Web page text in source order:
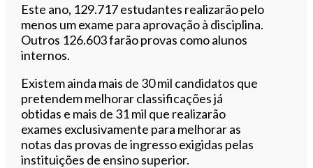
Este ano, 129.717 estudantes realizarão pelo
menos um exame para aprovação à disciplina.
Outros 126.603 farão provas como alunos
internos.
Existem ainda mais de 30 mil candidatos que
pretendem melhorar classificações já
obtidas e mais de 31 mil que realizarão
exames exclusivamente para melhorar as
notas das provas de ingresso exigidas pelas
instituições de ensino superior.